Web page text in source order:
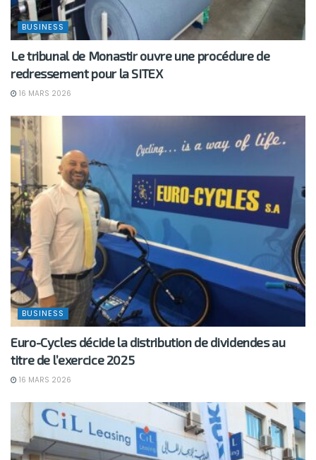
BUSINESS
Le tribunal de Monastir ouvre une procédure de
redressement pour la SITEX
16 MARS 2026
BUSINESS
Euro-Cycles décide la distribution de dividendes au
titre de l’exercice 2025
16 MARS 2026